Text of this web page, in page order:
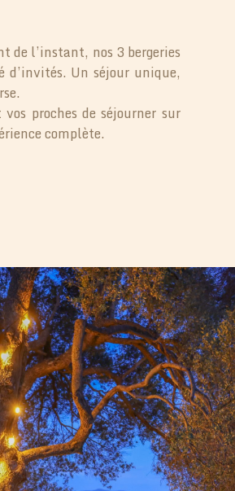
de l’instant, nos 3 bergeries
Un séjour unique,
proches de séjourner sur
complète.